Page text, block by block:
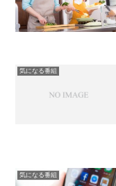
気になる番組
気になる番組